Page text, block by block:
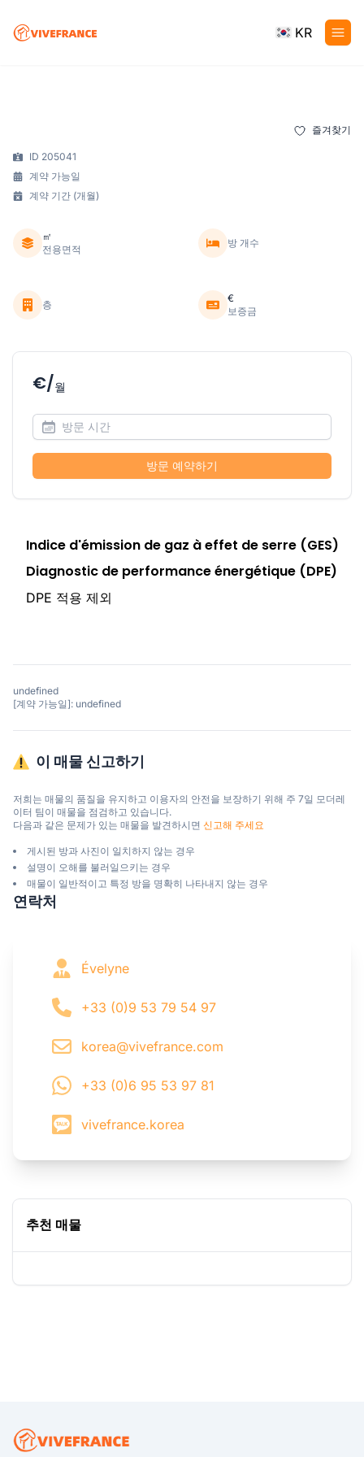
KR
즐겨찾기
ID 205041
계약 가능일
계약 기간 (개월)
㎡
전용면적
방 개수
층
€
보증금
€/월
방문 예약하기
Indice d'émission de gaz à effet de serre (GES)
Diagnostic de performance énergétique (DPE)
DPE 적용 제외
undefined
[계약 가능일]: undefined
이 매물 신고하기
저희는 매물의 품질을 유지하고 이용자의 안전을 보장하기 위해 주 7일 모더레
이터 팀이 매물을 점검하고 있습니다.
다음과 같은 문제가 있는 매물을 발견하시면 신고해 주세요
게시된 방과 사진이 일치하지 않는 경우
설명이 오해를 불러일으키는 경우
매물이 일반적이고 특정 방을 명확히 나타내지 않는 경우
연락처
Évelyne
+33 (0)9 53 79 54 97
korea@vivefrance.com
+33 (0)6 95 53 97 81
vivefrance.korea
추천 매물